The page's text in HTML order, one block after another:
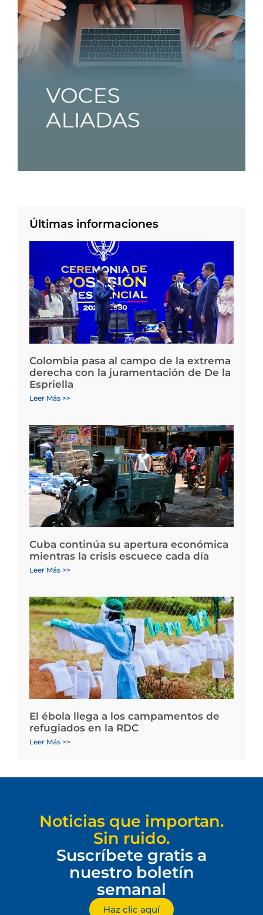
Últimas informaciones
Colombia pasa al campo de la extrema
derecha con la juramentación de De la
Espriella
Leer Más >>
Cuba continúa su apertura económica
mientras la crisis escuece cada día
Leer Más >>
El ébola llega a los campamentos de
refugiados en la RDC
Leer Más >>
Noticias que importan.
Sin ruido.
Suscríbete gratis a
nuestro boletín
semanal
Haz clic aquí